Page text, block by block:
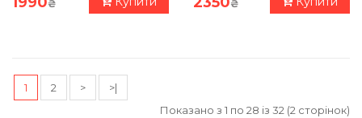
₴ ₴
1 2 >
>|
Показано з 1 по 28 із 32 (2 сторінок)